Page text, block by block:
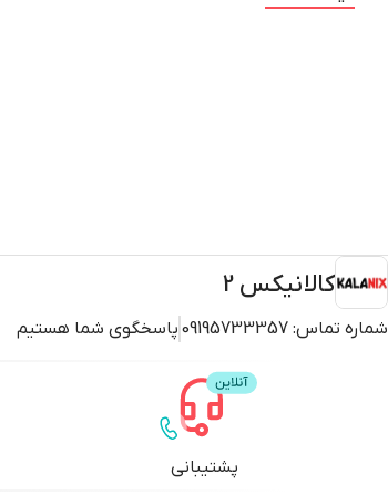
کالانیکس 2
شماره تماس: 09195733357 پاسخگوی شما هستیم
پشتیبانی